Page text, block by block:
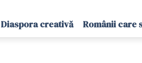
Diaspora creativă Românii care